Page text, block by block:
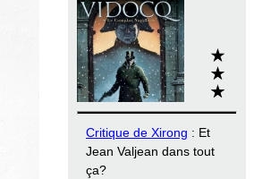
Critique de Xirong : Et
Jean Valjean dans tout
ça?